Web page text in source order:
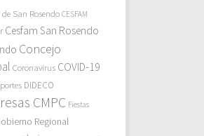
San Rosendo CESFAM
Cesfam San Rosendo
Concejo
Coronavirus COVID-19
DIDECO
CMPC Fiestas
Regional